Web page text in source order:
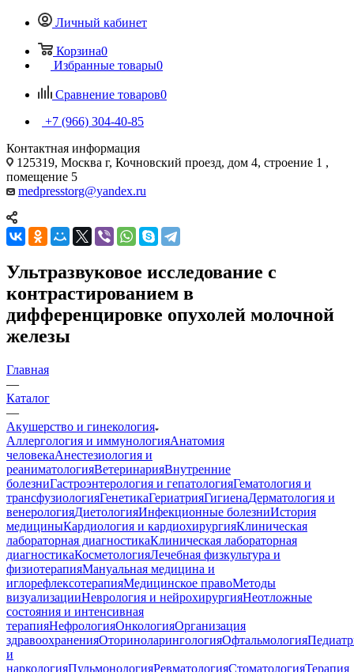
Личный кабинет
Корзина0
Избранные товары0
Сравнение товаров0
+7 (966) 304-40-85
Контактная информация
125319, Москва г, Кочновский проезд, дом 4, строение 1 ,
помещение 5
medpresstorg@yandex.ru
Ультразвуковое исследование с
контрастированием в
дифференцировке опухолей молочной
железы
Главная
—
Каталог
—
Акушерство и гинекология
Аллергология и иммунологияАнатомия
человекаАнестезиология и
реаниматологияВетеринарияВнутренние
болезниГастроэнтерология и гепатологияГематология и
трансфузиологияГенетикаГериатрияГигиенаДерматология и
венерологияДиетологияИнфекционные болезниИстория
медициныКардиология и кардиохирургияКлиническая
лабораторная диагностикаКлиническая лабораторная
диагностикаКосметологияЛечебная физкультура и
физиотерапияМануальная медицина и
иглорефлексотерапияМедицинское правоМетоды
визуализацииНеврология и нейрохирургияНеотложные
состояния и интенсивная
терапияНефрологияОнкологияОрганизация
здравоохраненияОториноларингологияОфтальмология
и
наркологияПульмонологияРевматологияСтоматологияТерапия